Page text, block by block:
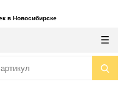
в Новосибирске